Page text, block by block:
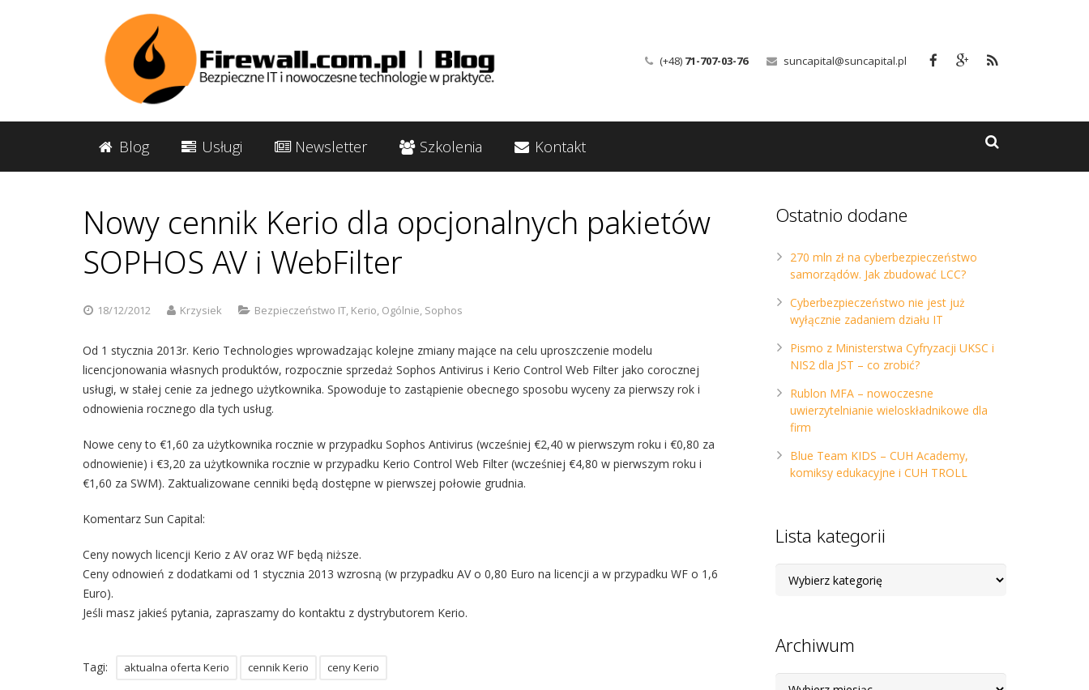
(+48) 71-707-03-76 suncapital@suncapital.pl
Blog Usługi Newsletter Szkolenia Kontakt
Nowy cennik Kerio dla opcjonalnych pakietów
SOPHOS AV i WebFilter
18/12/2012 Krzysiek Bezpieczeństwo IT, Kerio, Ogólnie, Sophos
Od 1 stycznia 2013r. Kerio Technologies wprowadzając kolejne zmiany mające na celu uproszczenie modelu
licencjonowania własnych produktów, rozpocznie sprzedaż Sophos Antivirus i Kerio Control Web Filter jako corocznej
usługi, w stałej cenie za jednego użytkownika. Spowoduje to zastąpienie obecnego sposobu wyceny za pierwszy rok i
odnowienia rocznego dla tych usług.
Nowe ceny to €1,60 za użytkownika rocznie w przypadku Sophos Antivirus (wcześniej €2,40 w pierwszym roku i €0,80 za
odnowienie) i €3,20 za użytkownika rocznie w przypadku Kerio Control Web Filter (wcześniej €4,80 w pierwszym roku i
€1,60 za SWM). Zaktualizowane cenniki będą dostępne w pierwszej połowie grudnia.
Komentarz Sun Capital:
Ceny nowych licencji Kerio z AV oraz WF będą niższe.
Ceny odnowień z dodatkami od 1 stycznia 2013 wzrosną (w przypadku AV o 0,80 Euro na licencji a w przypadku WF o 1,6
Euro).
Jeśli masz jakieś pytania, zapraszamy do kontaktu z dystrybutorem Kerio.
Tagi: aktualna oferta Kerio cennik Kerio ceny Kerio
Ostatnio dodane
270 mln zł na cyberbezpieczeństwo
samorządów. Jak zbudować LCC?
Cyberbezpieczeństwo nie jest już
wyłącznie zadaniem działu IT
Pismo z Ministerstwa Cyfryzacji UKSC i
NIS2 dla JST – co zrobić?
Rublon MFA – nowoczesne
uwierzytelnianie wieloskładnikowe dla
firm
Blue Team KIDS – CUH Academy,
komiksy edukacyjne i CUH TROLL
Lista kategorii
kategorii
Archiwum
Archiwum